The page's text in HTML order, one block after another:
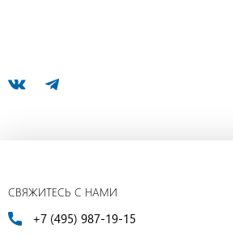
СВЯЖИТЕСЬ С НАМИ
+7 (495) 987-19-15